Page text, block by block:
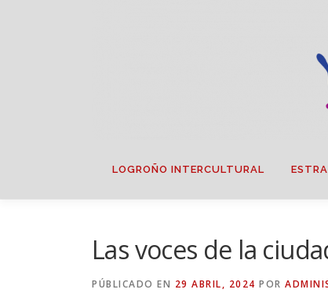
LOGROÑO INTERCULTURAL
Las voces de la
PÚBLICADO EN 29 ABRIL, 2024 POR